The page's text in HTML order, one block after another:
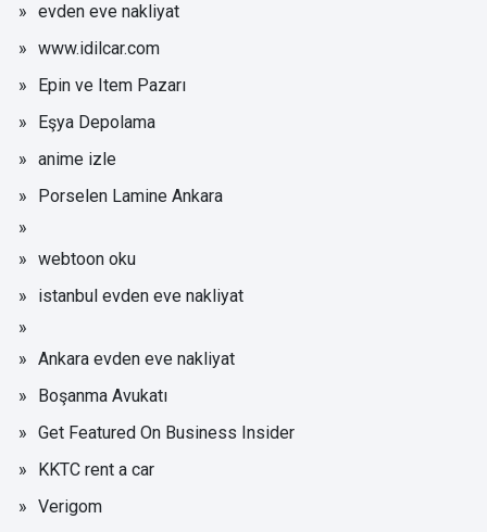
evden eve nakliyat
www.idilcar.com
Epin ve Item Pazarı
Eşya Depolama
anime izle
Porselen Lamine Ankara
webtoon oku
istanbul evden eve nakliyat
Ankara evden eve nakliyat
Boşanma Avukatı
Get Featured On Business Insider
KKTC rent a car
Verigom